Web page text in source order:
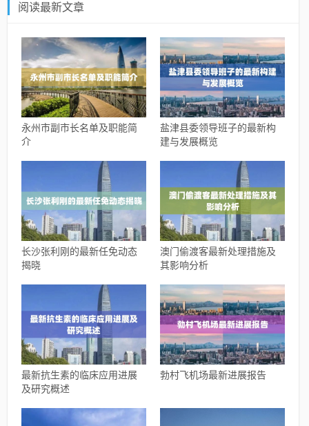
阅读最新文章
永州市副市长名单及职能简
介
盐津县委领导班子的最新构
建与发展概览
长沙张利刚的最新任免动态
揭晓
澳门偷渡客最新处理措施及
其影响分析
最新抗生素的临床应用进展
及研究概述
勃村飞机场最新进展报告